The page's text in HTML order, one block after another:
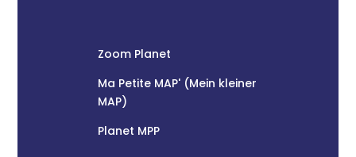
Zoom Planet
Ma Petite MAP' (Mein kleiner
MAP)
Planet MPP